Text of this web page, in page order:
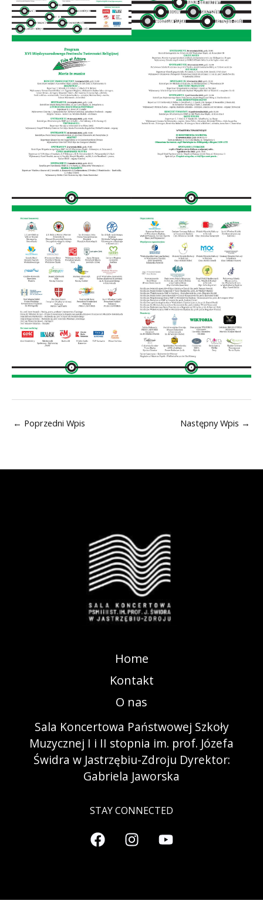
← Poprzedni Wpis Następny Wpis →
Home
Kontakt
O nas
Sala Koncertowa Państwowej Szkoły
Muzycznej I i II stopnia im. prof. Józefa
Świdra w Jastrzębiu-Zdroju Dyrektor:
Gabriela Jaworska
STAY CONNECTED